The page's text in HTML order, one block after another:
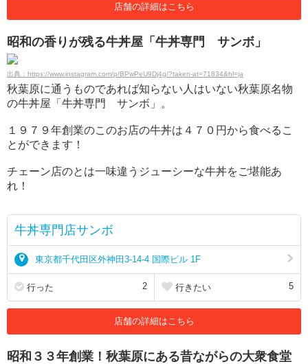
店舗の詳細はこちら
昭和の香りが残る牛丼屋「牛丼専門 サンボ」
出典：https://www.instagram.com/p/BPwPeU9Dj4g/?taken-at=71834&hl=ja
秋葉原に通うものであれば知らない人はいない秋葉原名物
の牛丼屋「牛丼専門 サンボ」。
１９７９年創業のこのお店の牛丼は４７０円から食べるこ
とができます！
チェーン店のとは一味違うジューシーな牛丼をご堪能あ
れ！
牛丼専門店サンボ
東京都千代田区外神田3-14-4 国際ビル 1F
行った 2 行きたい 5
店舗の詳細はこちら
昭和３３年創業！秋葉原にある昔ながらの大衆食堂